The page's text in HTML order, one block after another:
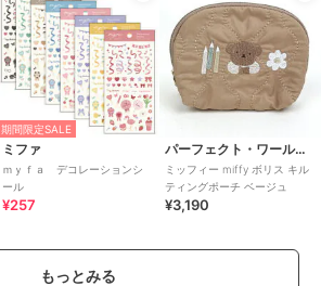
期間限定SALE
ミファ
ｍｙｆａ デコレーションシ
ール
¥257
パーフェクト・ワールド・トーキョー
ミッフィー miffy ボリス キル
ティングポーチ ベージュ
¥3,190
もっとみる